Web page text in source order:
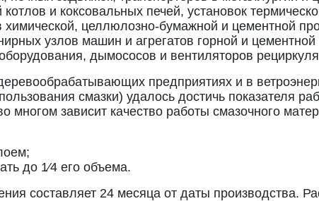
и коксовальных печей, установок
химической, целлюлозно-бумажной и цементной
узлов машин и агрегатов горной и
дымососов и вентиляторов
предприятиях и в
смазки) удалось достичь показателя
многом зависит качество работы смазочного
до 1⁄4 его объема.
составляет 24 месяца от даты производства.